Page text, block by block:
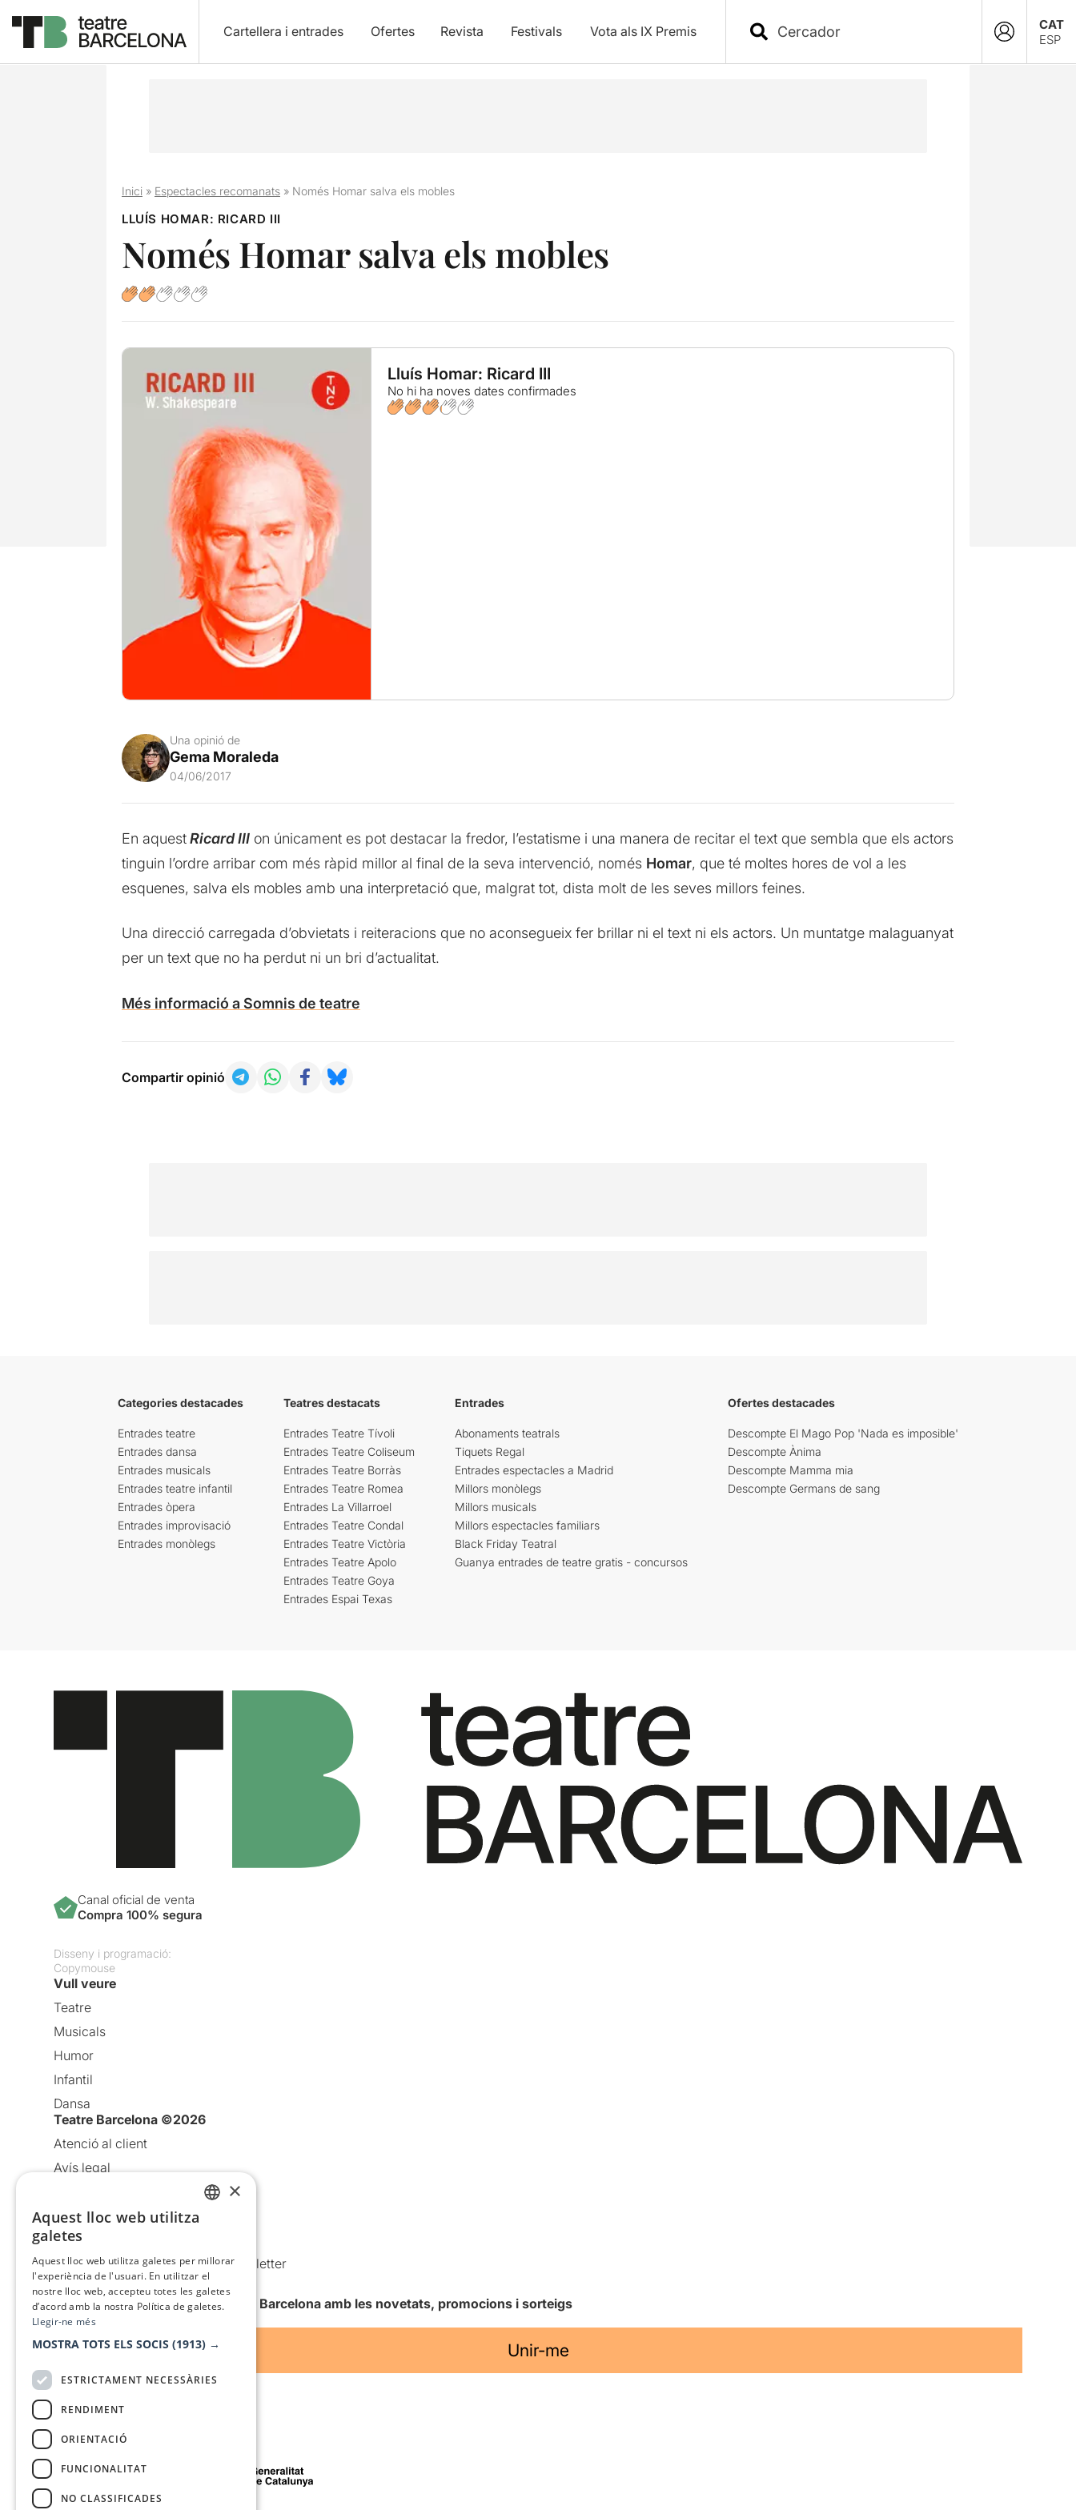
Cartellera i entrades Ofertes Revista Festivals Vota als IX Premis
CAT
ESP
Inici» Espectacles recomanats» Només Homar salva els mobles
LLUÍS HOMAR: RICARD III
Només Homar salva els mobles
Lluís Homar: Ricard III
No hi ha noves dates confirmades
Una opinió de
Gema Moraleda
04/06/2017
En aquestRicard IIIon únicament es pot destacar la fredor, l’estatisme i una manera de recitar el text que sembla que els actors
tinguin l’ordre arribar com més ràpid millor al final de la seva intervenció, només Homar, que té moltes hores de vol a les
esquenes, salva els mobles amb una interpretació que, malgrat tot, dista molt de les seves millors feines.
Una direcció carregada d’obvietats i reiteracions que no aconsegueix fer brillar ni el text ni els actors. Un muntatge malaguanyat
per un text que no ha perdut ni un bri d’actualitat.
Més informació a Somnis de teatre
Compartir opinió
Categories destacades
Entrades teatre
Entrades dansa
Entrades musicals
Entrades teatre infantil
Entrades òpera
Entrades improvisació
Entrades monòlegs
Teatres destacats
Entrades Teatre Tívoli
Entrades Teatre Coliseum
Entrades Teatre Borràs
Entrades Teatre Romea
Entrades La Villarroel
Entrades Teatre Condal
Entrades Teatre Victòria
Entrades Teatre Apolo
Entrades Teatre Goya
Entrades Espai Texas
Entrades
Abonaments teatrals
Tiquets Regal
Entrades espectacles a Madrid
Millors monòlegs
Millors musicals
Millors espectacles familiars
Black Friday Teatral
Guanya entrades de teatre gratis - concursos
Ofertes destacades
Descompte El Mago Pop 'Nada es imposible'
Descompte Ànima
Descompte Mamma mia
Descompte Germans de sang
Canal oficial de venta
Compra 100% segura
Disseny i programació:
Copymouse
Vull veure
Teatre
Musicals
Humor
Infantil
Dansa
Teatre Barcelona ©2026
Atenció al client
Avís legal
Política de cookies
Condicions d’ús
Comunicacions comercials i Newsletter
Anuncia’t
Vull rebre la newsletter de Teatre Barcelona amb les novetats, promocions i sorteigs
Unir-me
Amb el suport de
×
Aquest lloc web utilitza
galetes
Aquest lloc web utilitza galetes per millorar
l'experiència de l'usuari. En utilitzar el
nostre lloc web, accepteu totes les galetes
d’acord amb la nostra Política de galetes.
Llegir-ne més
MOSTRA TOTS ELS SOCIS (1913) →
ESTRICTAMENT NECESSÀRIES
RENDIMENT
ORIENTACIÓ
FUNCIONALITAT
NO CLASSIFICADES